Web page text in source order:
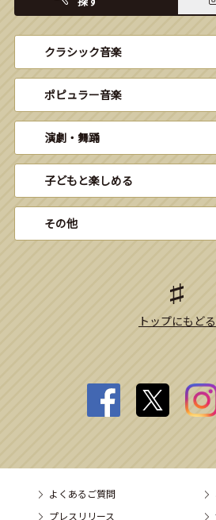
クラシック音楽
ポピュラー音楽
演劇・舞踊
子どもと楽しめる
その他
トップにもどる
よくあるご質問
プレスリリース